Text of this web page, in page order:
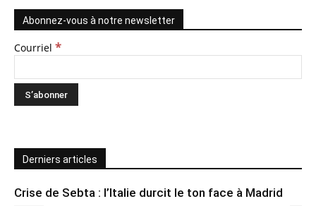
Abonnez-vous à notre newsletter
Courriel *
Derniers articles
Crise de Sebta : l’Italie durcit le ton face à Madrid